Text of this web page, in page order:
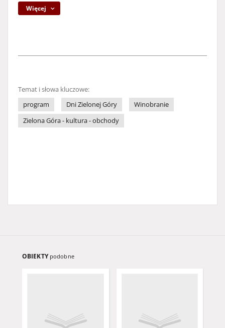
Więcej
Temat i słowa kluczowe:
program
Dni Zielonej Góry
Winobranie
Zielona Góra - kultura - obchody
OBIEKTY podobne